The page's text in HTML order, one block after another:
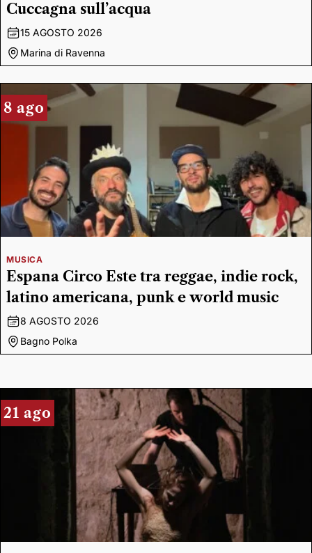
Cuccagna sull’acqua
15 AGOSTO 2026
Marina di Ravenna
8 ago
MUSICA
Espana Circo Este tra reggae, indie rock,
latino americana, punk e world music
8 AGOSTO 2026
Bagno Polka
21 ago